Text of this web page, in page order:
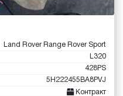
Land Rover Range Rover Sport
L320
428PS
5H222455BA8PVJ
Контракт